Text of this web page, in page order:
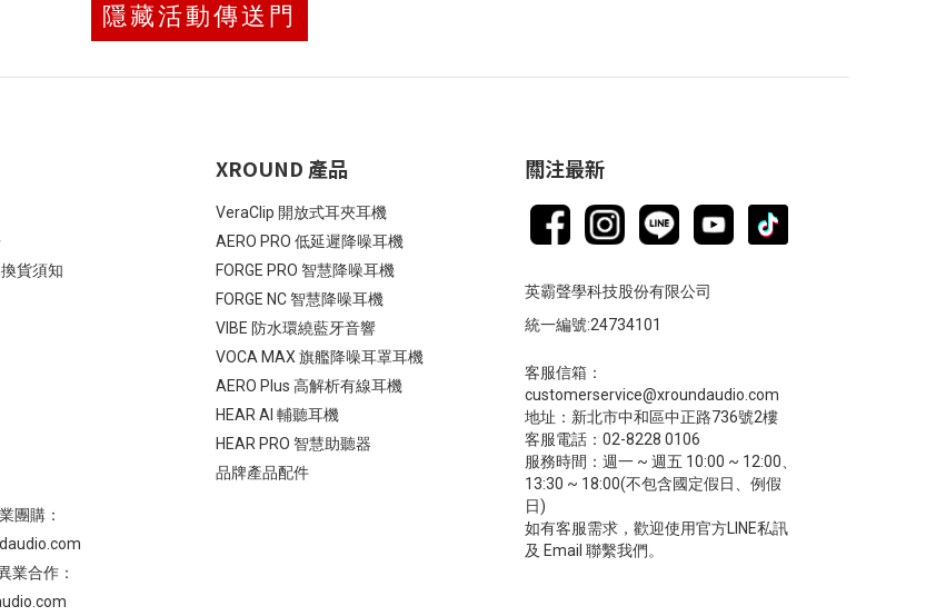
隱藏活動傳送門
貨須知
團購：
業合作：
XROUND 產品
VeraClip 開放式耳夾耳機
AERO PRO 低延遲降噪耳機
FORGE PRO 智慧降噪耳機
FORGE NC 智慧降噪耳機
VIBE 防水環繞藍牙音響
VOCA MAX 旗艦降噪耳罩耳機
AERO Plus 高解析有線耳機
HEAR AI 輔聽耳機
HEAR PRO 智慧助聽器
品牌產品配件
關注最新
英霸聲學科技股份有限公司
統一編號:24734101
客服信箱：
customerservice@xroundaudio.com
地址：新北市中和區中正路736號2樓
客服電話：02-8228 0106
服務時間：週一 ~ 週五 10:00 ~ 12:00、
13:30 ~ 18:00(不包含國定假日、例假
日)
如有客服需求，歡迎使用官方LINE私訊
及 Email 聯繫我們。